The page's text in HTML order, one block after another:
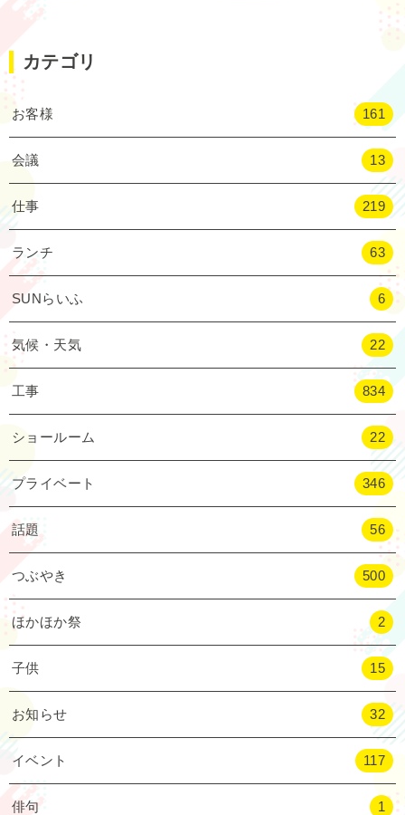
カテゴリ
お客様 161
会議 13
仕事 219
ランチ 63
SUNらいふ 6
気候・天気 22
工事 834
ショールーム 22
プライベート 346
話題 56
つぶやき 500
ほかほか祭 2
子供 15
お知らせ 32
イベント 117
俳句 1